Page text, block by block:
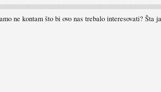
ne kontam što bi ovo nas trebalo interesovati? Šta